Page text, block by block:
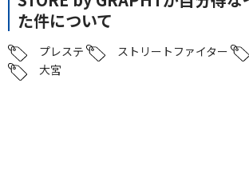
た件について
プレステ ストリートファイター
大宮